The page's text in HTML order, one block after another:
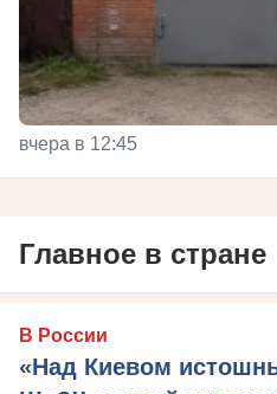
вчера в 12:45
Главное в стране
В России
«Над Киевом